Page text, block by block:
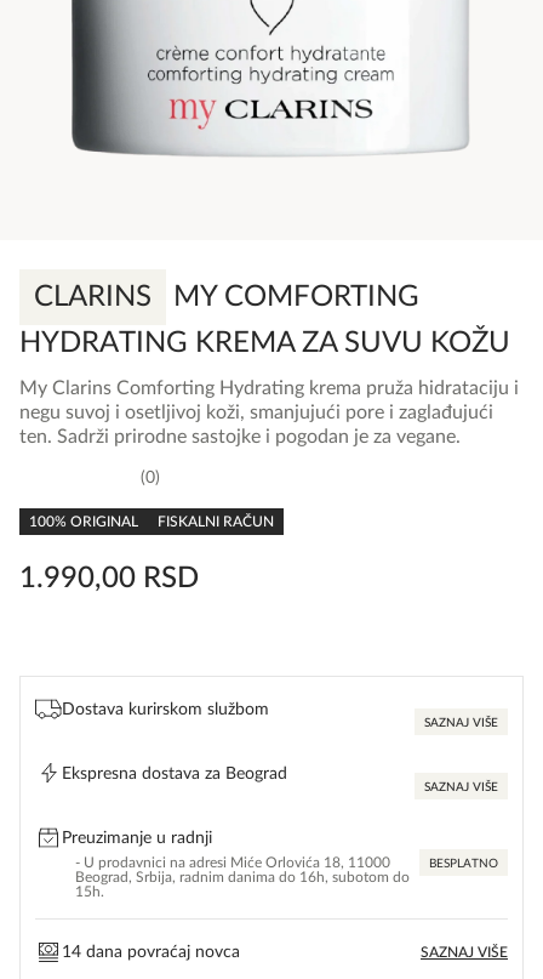
CLARINS
MY COMFORTING
HYDRATING KREMA ZA SUVU KOŽU
rating
0
100% ORIGINAL FISKALNI RAČUN
1.990,00 RSD
My Clarins Comforting Hydrating krema pruža hidrataciju i
negu suvoj i osetljivoj koži, smanjujući pore i zaglađujući
ten. Sadrži prirodne sastojke i pogodan je za vegane.
Dostava kurirskom službom
SAZNAJ VIŠE
Ekspresna dostava za Beograd
SAZNAJ VIŠE
Preuzimanje u radnji
- U prodavnici na adresi Miće Orlovića 18, 11000
Beograd, Srbija, radnim danima do 16h, subotom do
15h.
BESPLATNO
14 dana povraćaj novca SAZNAJ VIŠE